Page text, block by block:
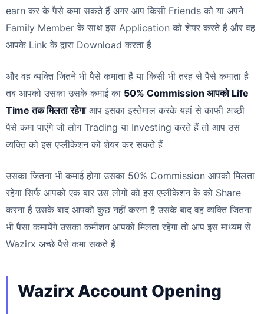
earn कर के पैसे कमा सकते हैं अगर आप किसी Friends को या अपने
Family Member के साथ इस Application को शेयर करते हैं और वह
आपके Link के द्वारा Download करता है
और वह व्यक्ति जितने भी पैसे कमाता है या किसी भी तरह से पैसे कमाता है
तब आपको उसका उसके कमाई का 50% Commission आपको Life
Time तक मिलता रहेगाआप इसका इस्तेमाल करके यहां से काफी अच्छी
पैसे कमा पाएंगे जो लोग Trading या Investing करते हैं तो आप उस
व्यक्ति को इस एप्लीकेशन को शेयर कर सकते हैं
उसका जितना भी कमाई होगा उसका 50% Commission आपको मिलता
रहेगा सिर्फ आपको एक बार उस लोगों को इस एप्लीकेशन के को Share
करना है उसके बाद आपको कुछ नहीं करना है उसके बाद वह व्यक्ति जितना
भी पैसा कमायेंगे उसका कमीशन आपको मिलता रहेगा तो आप इस माध्यम से
Wazirx अच्छे पैसे कमा सकते हैं
Wazirx Account Opening